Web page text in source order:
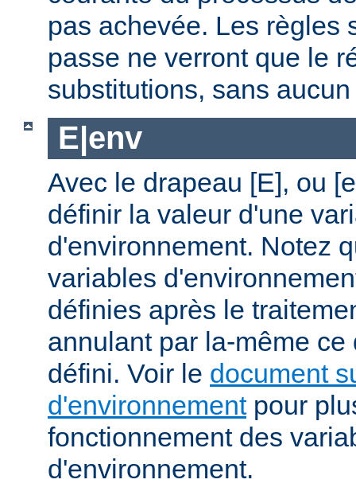
pas achevée. Les règles
passe ne verront que le
substitutions, sans
E|env
Avec le drapeau [E], ou
définir la valeur d'une
d'environnement. Notez
variables
définies après le
annulant par la-même ce
défini. Voir le document
d'environnementpour
fonctionnement des
d'environnement.